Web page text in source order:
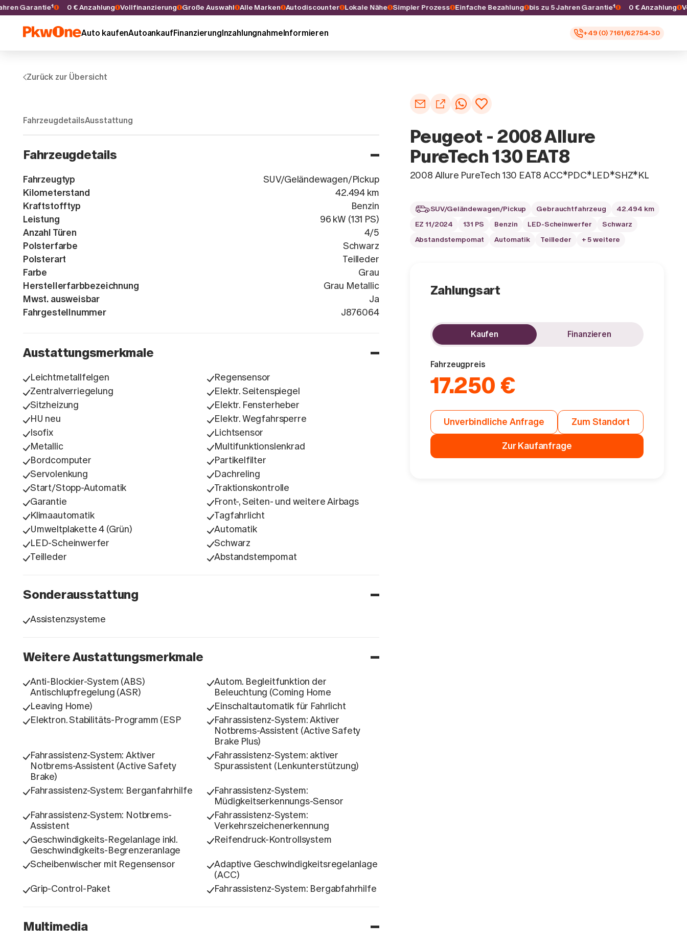
Jahren Garantie¹ 0 € Anzahlung Vollfinanzierung Große Auswahl Alle Marken Autodiscounter Lokale Nähe Simpler Prozess Einfache Bezahlung bis zu 5 Jahren Garantie¹ 0 € Anzahlung
Auto kaufenAutoankaufFinanzierungInzahlungnahmeInformieren +49 (0) 7161/62754-30
Zurück zur Übersicht
FahrzeugdetailsAusstattung
Fahrzeugdetails
Fahrzeugtyp
SUV/Geländewagen/Pickup
Kilometerstand
42.494 km
Kraftstofftyp
Benzin
Leistung
96 kW (131 PS)
Anzahl Türen
4/5
Polsterfarbe
Schwarz
Polsterart
Teilleder
Farbe
Grau
Herstellerfarbbezeichnung
Grau Metallic
Mwst. ausweisbar
Ja
Fahrgestellnummer
J876064
Austattungsmerkmale
Leichtmetallfelgen
Regensensor
Zentralverriegelung
Elektr. Seitenspiegel
Sitzheizung
Elektr. Fensterheber
HU neu
Elektr. Wegfahrsperre
Isofix
Lichtsensor
Metallic
Multifunktionslenkrad
Bordcomputer
Partikelfilter
Servolenkung
Dachreling
Start/Stopp-Automatik
Traktionskontrolle
Garantie
Front-, Seiten- und weitere Airbags
Klimaautomatik
Tagfahrlicht
Umweltplakette 4 (Grün)
Automatik
LED-Scheinwerfer
Schwarz
Teilleder
Abstandstempomat
Sonderausstattung
Assistenzsysteme
Weitere Austattungsmerkmale
Anti-Blockier-System (ABS)
Antischlupfregelung (ASR)
Autom. Begleitfunktion der
Beleuchtung (Coming Home
Leaving Home)
Einschaltautomatik für Fahrlicht
Elektron. Stabilitäts-Programm (ESP
Fahrassistenz-System: Aktiver
Notbrems-Assistent (Active Safety
Brake Plus)
Fahrassistenz-System: Aktiver
Notbrems-Assistent (Active Safety
Brake)
Fahrassistenz-System: aktiver
Spurassistent (Lenkunterstützung)
Fahrassistenz-System: Berganfahrhilfe
Fahrassistenz-System:
Müdigkeitserkennungs-Sensor
Fahrassistenz-System: Notbrems-
Assistent
Fahrassistenz-System:
Verkehrszeichenerkennung
Geschwindigkeits-Regelanlage inkl.
Geschwindigkeits-Begrenzeranlage
Reifendruck-Kontrollsystem
Scheibenwischer mit Regensensor
Adaptive Geschwindigkeitsregelanlage
(ACC)
Grip-Control-Paket
Fahrassistenz-System: Bergabfahrhilfe
Multimedia
Peugeot - 2008 Allure
PureTech 130 EAT8
2008 Allure PureTech 130 EAT8 ACC*PDC*LED*SHZ*KL
SUV/Geländewagen/Pickup Gebrauchtfahrzeug
42.494 km
EZ 11/2024
131 PS Benzin LED-Scheinwerfer
Schwarz
Abstandstempomat
Automatik Teilleder + 5 weitere
Zahlungsart
Kaufen Finanzieren
Fahrzeugpreis
17.250 €
Unverbindliche Anfrage Zum Standort
Zur Kaufanfrage